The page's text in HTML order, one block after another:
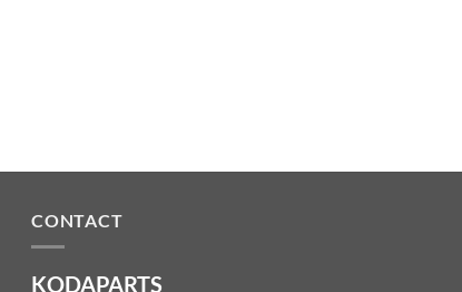
CONTACT
KODAPARTS